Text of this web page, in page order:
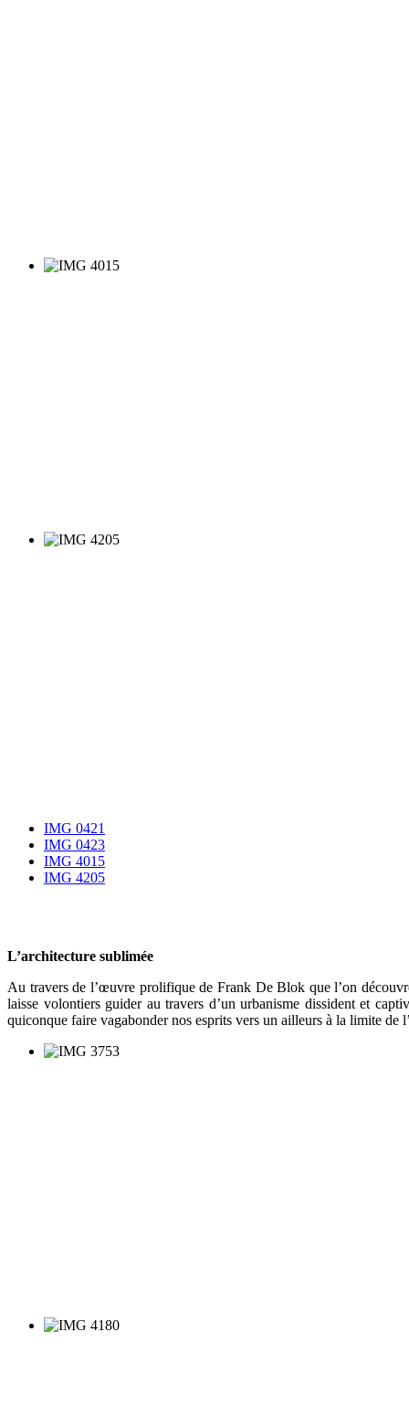
IMG 0421
IMG 0423
IMG 4015
IMG 4205
L’architecture sublimée
Au travers de l’œuvre prolifique de Frank De Blok que l’on
laisse volontiers guider au travers d’un urbanisme dissident et
quiconque faire vagabonder nos esprits vers un ailleurs à la limite de